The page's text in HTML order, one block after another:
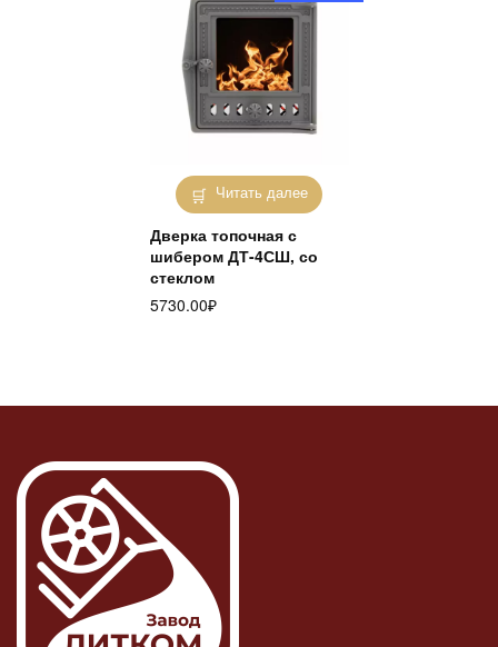
Читать далее
Дверка топочная с
шибером ДТ-4СШ, со
стеклом
5730.00₽